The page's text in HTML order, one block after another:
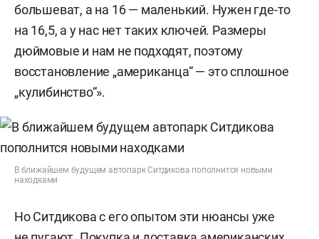
большеват, а на 16 — маленький. Нужен где-то
на 16,5, а у нас нет таких ключей. Размеры
дюймовые и нам не подходят, поэтому
восстановление „американца“ — это сплошное
„кулибинство“».
В ближайшем будущем автопарк Ситдикова пополнится новыми
находками
Но Ситдикова с его опытом эти нюансы уже